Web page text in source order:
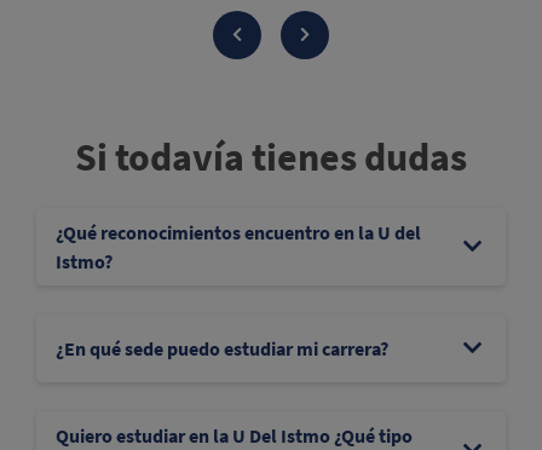
Si todavía tienes dudas
¿Qué reconocimientos encuentro en la U del
Istmo?
¿En qué sede puedo estudiar mi carrera?
Quiero estudiar en la U Del Istmo ¿Qué tipo